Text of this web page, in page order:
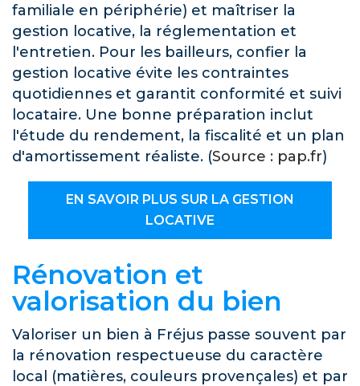
familiale en périphérie) et maîtriser la
gestion locative, la réglementation et
l'entretien. Pour les bailleurs, confier la
gestion locative évite les contraintes
quotidiennes et garantit conformité et suivi
locataire. Une bonne préparation inclut
l'étude du rendement, la fiscalité et un plan
d'amortissement réaliste. (Source : pap.fr)
EN SAVOIR PLUS SUR LA GESTION
LOCATIVE
Rénovation et
valorisation du bien
Valoriser un bien à Fréjus passe souvent par
la rénovation respectueuse du caractère
local (matières, couleurs provençales) et par